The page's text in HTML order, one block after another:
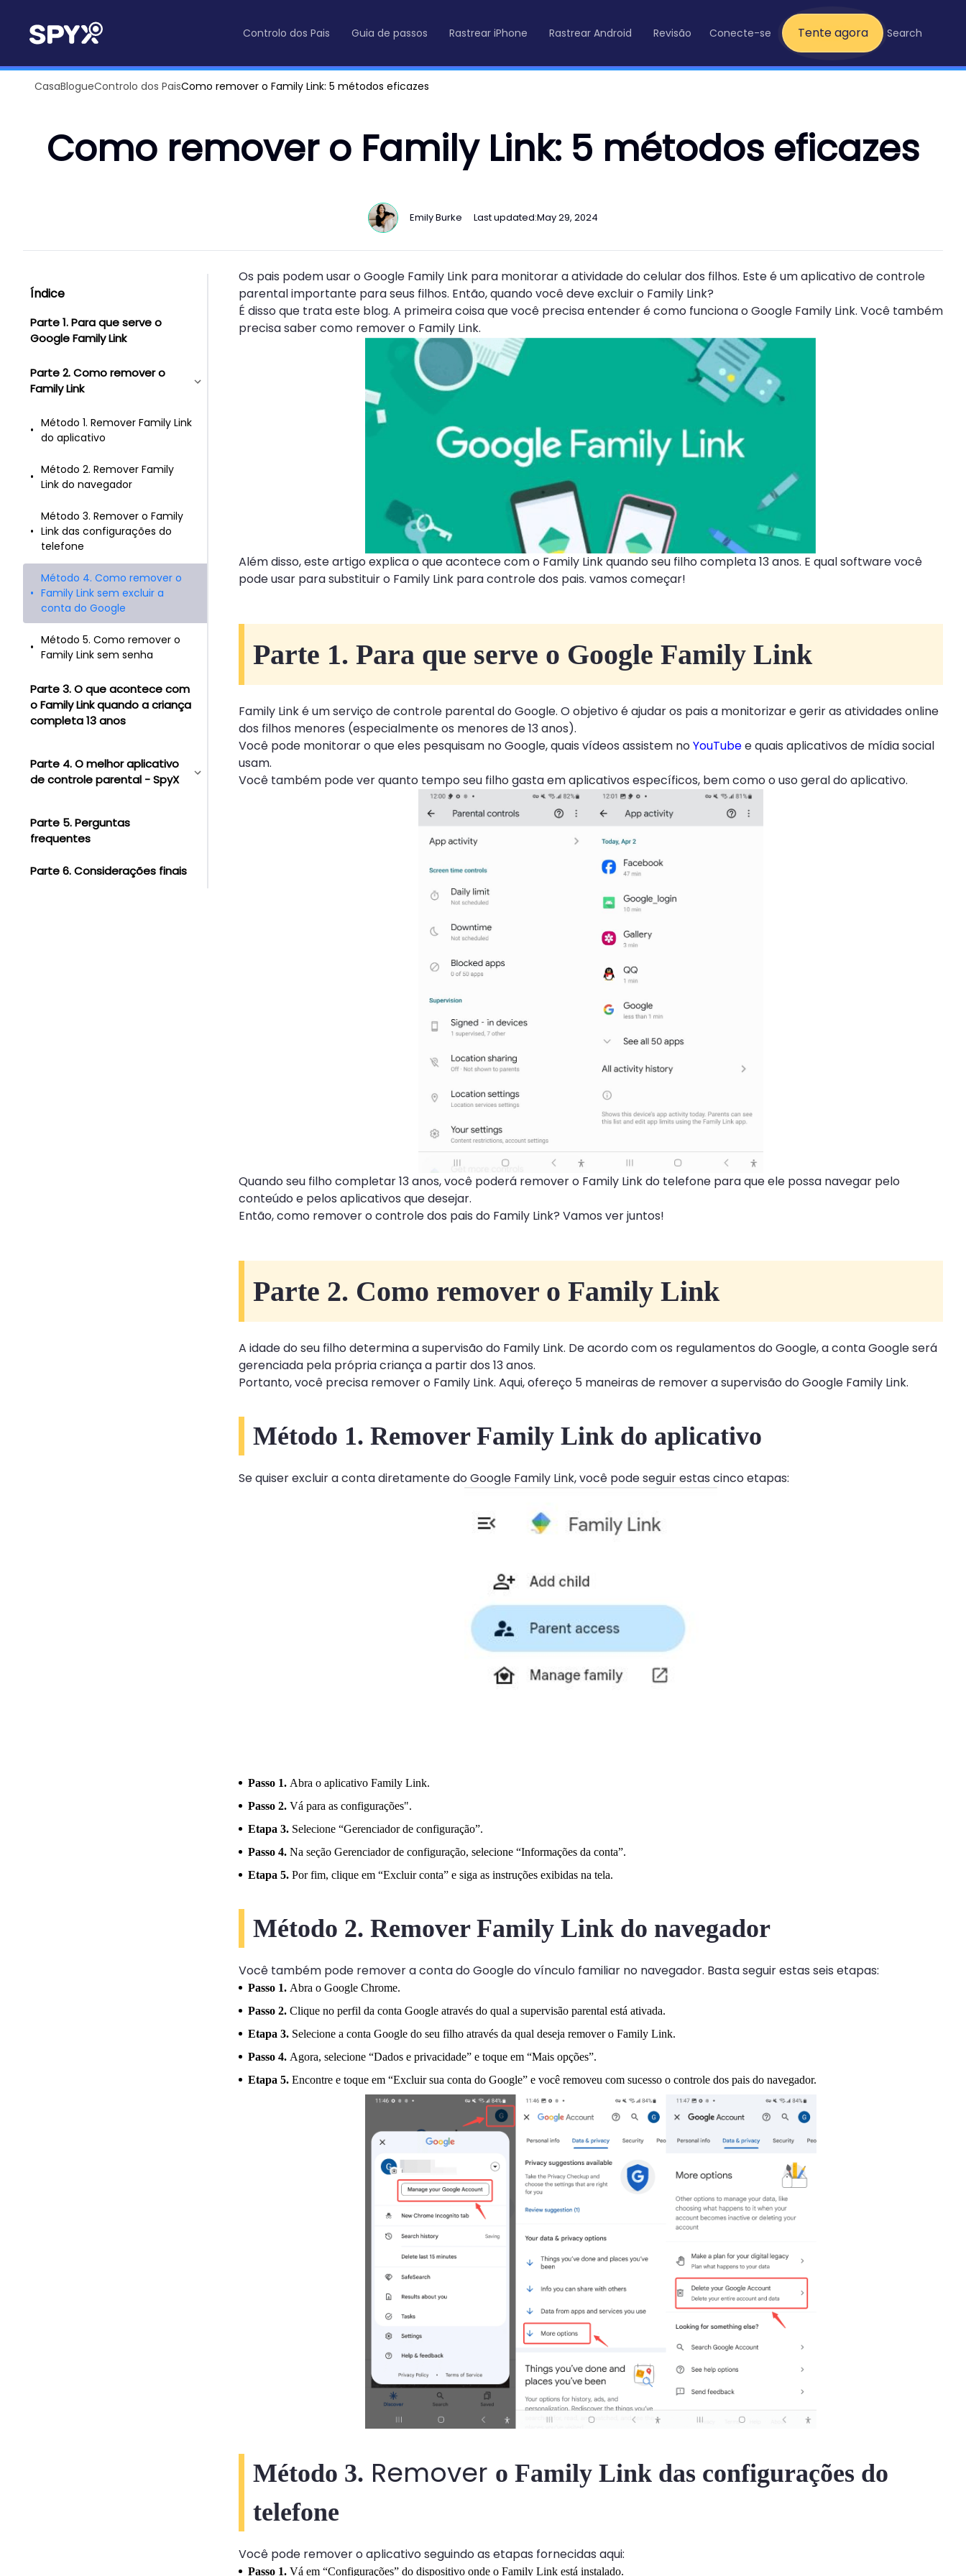
Controlo dos Pais Guia de passos Rastrear iPhone Rastrear Android Revisão Conecte-se Tente agora Search
CasaBlogueControlo dos PaisComo remover o Family Link: 5 métodos eficazes
Como remover o Family Link: 5 métodos eficazes
Emily Burke Last updated:May 29, 2024
Índice
Parte 1. Para que serve o
Google Family Link
Parte 2. Como remover o
Family Link
Método 1. Remover Family Link
do aplicativo
Método 2. Remover Family
Link do navegador
Método 3. Remover o Family
Link das configurações do
telefone
Método 4. Como remover o
Family Link sem excluir a
conta do Google
Método 5. Como remover o
Family Link sem senha
Parte 3. O que acontece com
o Family Link quando a criança
completa 13 anos
Parte 4. O melhor aplicativo
de controle parental - SpyX
Parte 5. Perguntas
frequentes
Parte 6. Considerações finais
Os pais podem usar o Google Family Link para monitorar a atividade do celular dos filhos. Este é um aplicativo de controle
parental importante para seus filhos. Então, quando você deve excluir o Family Link?
É disso que trata este blog. A primeira coisa que você precisa entender é como funciona o Google Family Link. Você também
precisa saber como remover o Family Link.
Além disso, este artigo explica o que acontece com o Family Link quando seu filho completa 13 anos. E qual software você
pode usar para substituir o Family Link para controle dos pais. vamos começar!
Parte 1. Para que serve o Google Family Link
Family Link é um serviço de controle parental do Google. O objetivo é ajudar os pais a monitorizar e gerir as atividades online
dos filhos menores (especialmente os menores de 13 anos).
Você pode monitorar o que eles pesquisam no Google, quais vídeos assistem noYouTubee quais aplicativos de mídia social
usam.
Você também pode ver quanto tempo seu filho gasta em aplicativos específicos, bem como o uso geral do aplicativo.
Quando seu filho completar 13 anos, você poderá remover o Family Link do telefone para que ele possa navegar pelo
conteúdo e pelos aplicativos que desejar.
Então, como remover o controle dos pais do Family Link? Vamos ver juntos!
Parte 2. Como remover o Family Link
A idade do seu filho determina a supervisão do Family Link. De acordo com os regulamentos do Google, a conta Google será
gerenciada pela própria criança a partir dos 13 anos.
Portanto, você precisa remover o Family Link. Aqui, ofereço 5 maneiras de remover a supervisão do Google Family Link.
Método 1. Remover Family Link do aplicativo
Se quiser excluir a conta diretamente do Google Family Link, você pode seguir estas cinco etapas:
Passo 1. Abra o aplicativo Family Link.
Passo 2. Vá para as configurações".
Etapa 3. Selecione “Gerenciador de configuração”.
Passo 4. Na seção Gerenciador de configuração, selecione “Informações da conta”.
Etapa 5. Por fim, clique em “Excluir conta” e siga as instruções exibidas na tela.
Método 2. Remover Family Link do navegador
Você também pode remover a conta do Google do vínculo familiar no navegador. Basta seguir estas seis etapas:
Passo 1. Abra o Google Chrome.
Passo 2. Clique no perfil da conta Google através do qual a supervisão parental está ativada.
Etapa 3. Selecione a conta Google do seu filho através da qual deseja remover o Family Link.
Passo 4. Agora, selecione “Dados e privacidade” e toque em “Mais opções”.
Etapa 5. Encontre e toque em “Excluir sua conta do Google” e você removeu com sucesso o controle dos pais do navegador.
Método 3. Remover o Family Link das configurações do
telefone
Você pode remover o aplicativo seguindo as etapas fornecidas aqui:
Passo 1. Vá em “Configurações” do dispositivo onde o Family Link está instalado.